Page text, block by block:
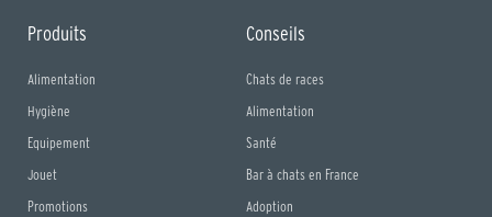
Produits
Alimentation
Hygiène
Equipement
Jouet
Promotions
Conseils
Chats de races
Alimentation
Santé
Bar à chats en France
Adoption